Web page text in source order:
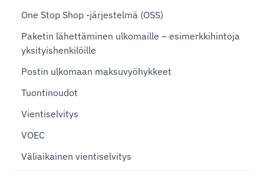
One Stop Shop -järjestelmä (OSS)
Paketin lähettäminen ulkomaille – esimerkkihintoja
yksityishenkilöille
Postin ulkomaan maksuvyöhykkeet
Tuontinoudot
Vientiselvitys
VOEC
Väliaikainen vientiselvitys